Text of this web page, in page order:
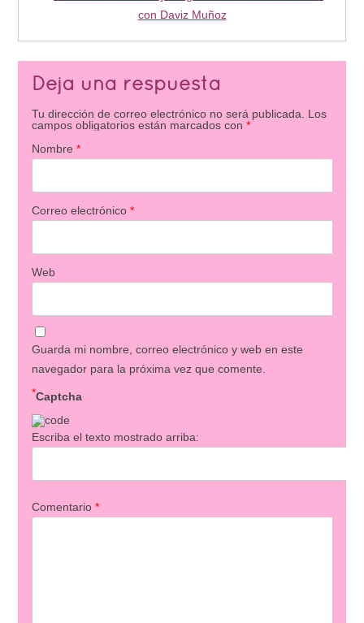
Deja una respuesta
Tu dirección de correo electrónico no será publicada. Los
campos obligatorios están marcados con *
Nombre *
Correo electrónico *
Web
Guarda mi nombre, correo electrónico y web en este
navegador para la próxima vez que comente.
Captcha
*
Escriba el texto mostrado arriba:
Comentario *